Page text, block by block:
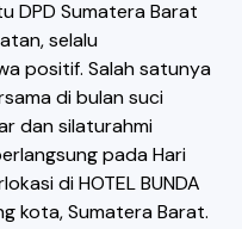
DPD Sumatera Barat
selalu
positif. Salah satunya
di bulan suci
dan silaturahmi
pada Hari
di HOTEL BUNDA
kota, Sumatera Barat.